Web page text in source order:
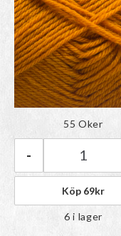
Färgen har lagts till i
paletten
Rauma
-
55 Oker
Köp 69kr
6 i lager